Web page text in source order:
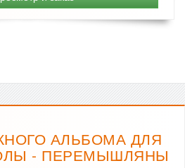
АЛЬБОМА ДЛЯ
- ПЕРЕМЫШЛЯНЫ